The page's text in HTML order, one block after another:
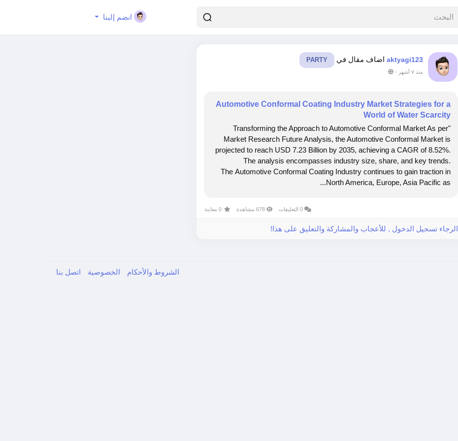
انضم إلينا
aktyagi123 اضاف مقال في PARTY
منذ ٧ أشهر -
Automotive Conformal Coating Industry Market Strategies for a
World of Water Scarcity
"Transforming the Approach to Automotive Conformal Market As per
Market Research Future Analysis, the Automotive Conformal Market is
projected to reach USD 7.23 Billion by 2035, achieving a CAGR of 8.52%.
The analysis encompasses industry size, share, and key trends.
The Automotive Conformal Coating Industry continues to gain traction in
North America, Europe, Asia Pacific as...
0 التعليقات 678 مشاهدة 0 معاينة
الرجاء تسجيل الدخول , للأعجاب والمشاركة والتعليق على هذا!
الشروط والأحكام الخصوصية اتصل بنا